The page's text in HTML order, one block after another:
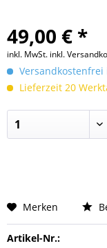
49,00 € *
inkl. MwSt. inkl.
Lieferzeit 20
Merken
Artikel-Nr.: